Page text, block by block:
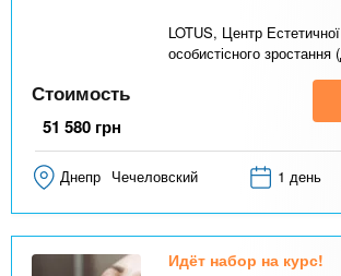
LOTUS, Центр
особистісного зростання
Стоимость
51 580 грн
Днепр Чечеловский 1 день
Идёт набор на курс!